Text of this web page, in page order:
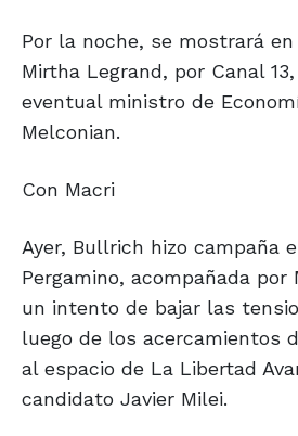
Por la noche, se mostrará
Mirtha Legrand, por Canal
eventual ministro de
Melconian.
Con Macri
Ayer, Bullrich hizo campaña
Pergamino, acompañada por
un intento de bajar las
luego de los acercamientos
al espacio de La Libertad
candidato Javier Milei.